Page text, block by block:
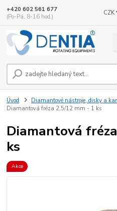
CZK
+420 602 561 677
(Po-Pá, 8-16 hod.)
Úvod Diamantové nástroje, disky a
Diamantová fréza 2,5/12 mm - 1 ks
Diamantová
ks
Akce